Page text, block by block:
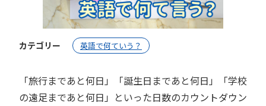
カテゴリー 英語で何ていう？
「旅行まであと何日」「誕生日まであと何日」「学校
の遠足まであと何日」といった日数のカウントダウン